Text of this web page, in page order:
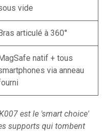
vide
articulé à 360°
natif + tous
via anneau
est le 'smart choice'
supports qui tombent